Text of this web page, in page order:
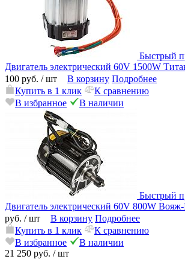
Быстрый
Двигатель электрический 60V 1500W
100 руб. / шт В корзину Подробнее
Купить в 1 клик
К сравнению
В избранное
В наличии
Быстрый
Двигатель электрический 60V 800W
руб. / шт В корзину Подробнее
Купить в 1 клик
К сравнению
В избранное
В наличии
21 250 руб. / шт